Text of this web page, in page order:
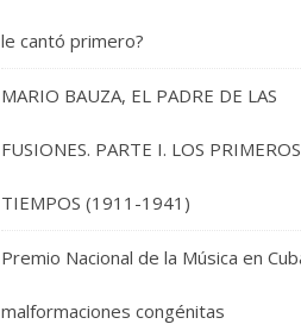
le cantó primero?
MARIO BAUZA, EL PADRE DE LAS
FUSIONES. PARTE I. LOS PRIMEROS
TIEMPOS (1911-1941)
Premio Nacional de la Música en
malformaciones congénitas